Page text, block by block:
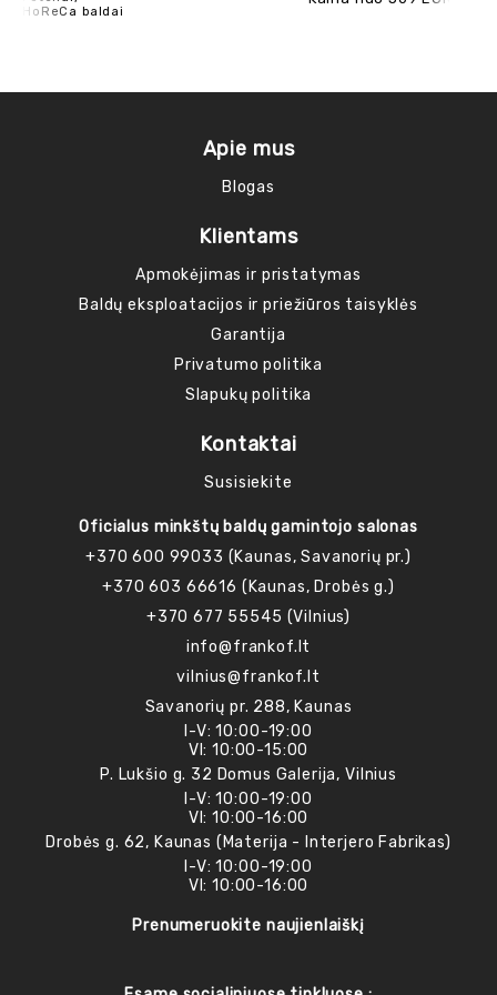
HoReCa baldai
Apie mus
Blogas
Klientams
Apmokėjimas ir pristatymas
Baldų eksploatacijos ir priežiūros taisyklės
Garantija
Privatumo politika
Slapukų politika
Kontaktai
Susisiekite
Oficialus minkštų baldų gamintojo salonas
+370 600 99033 (Kaunas, Savanorių pr.)
+370 603 66616 (Kaunas, Drobės g.)
+370 677 55545 (Vilnius)
info@frankof.lt
vilnius@frankof.lt
Savanorių pr. 288, Kaunas
I-V: 10:00-19:00
VI: 10:00-15:00
P. Lukšio g. 32 Domus Galerija, Vilnius
I-V: 10:00-19:00
VI: 10:00-16:00
Drobės g. 62, Kaunas (Materija - Interjero Fabrikas)
I-V: 10:00-19:00
VI: 10:00-16:00
Prenumeruokite naujienlaiškį